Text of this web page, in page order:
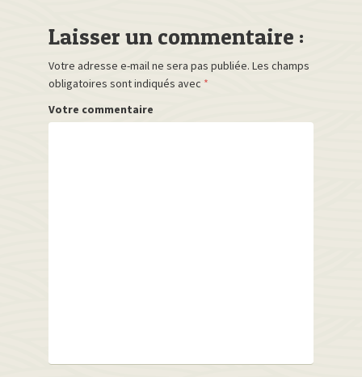
Laisser un commentaire :
Votre adresse e-mail ne sera pas publiée. Les champs
obligatoires sont indiqués avec *
Votre commentaire